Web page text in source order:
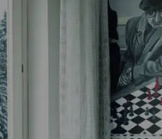
Ramonage de
chaudière 56
Morbihan